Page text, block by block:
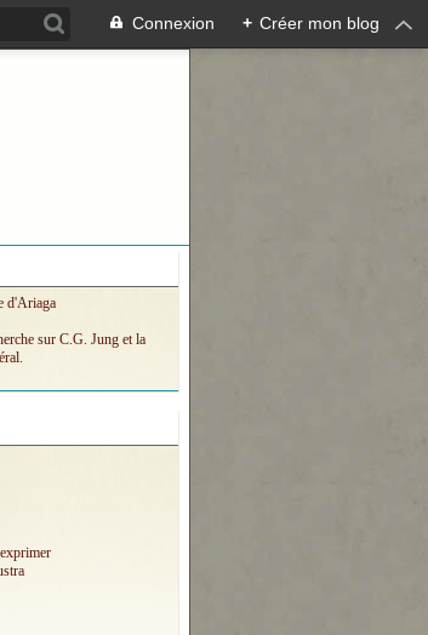
Connexion + Créer mon blog
d'Ariaga
sur C.G. Jung et la